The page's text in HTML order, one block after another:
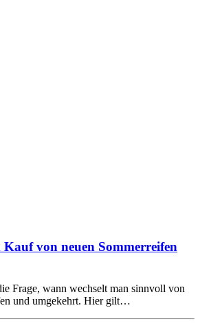
von neuen Sommerreifen
Frage, wann wechselt man sinnvoll von
und umgekehrt. Hier gilt…